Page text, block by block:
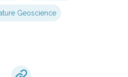
Geoscience